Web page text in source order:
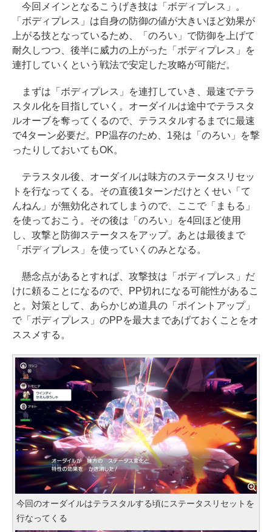
今回メインとなるこうげき技は「ボディプレス」。
「ボディプレス」は自身の防御の値が大きいほど効果が
上がる技となっているため、「のろい」で防御を上げて
耐久しつつ、後半に威力の上がった「ボディプレス」を
連打していくという戦法で安定した攻略が可能だ。
まずは「ボディプレス」を連打していき、最速でテラ
スタル化を目指していく。オーダイルは途中でテラスタ
ルオーブを奪ってくるので、テラスタルするまでに最速
で4ターン必要だ。PP温存のため、1発は「のろい」を撃
ったりしておいてもOK。
テラスタル後、オーダイルは味方のステータスリセッ
トを行なってくる。その直後1ターンだけとくせい「て
んねん」が無効化されてしまうので、ここで「まもる」
を使っておこう。その後は「のろい」を4回ほど使用
し、攻撃と防御ステータスをアップ。あとは最後まで
「ボディプレス」を使っていくのみとなる。
懸念点があるとすれば、攻撃技は「ボディプレス」だ
けに頼ることになるので、PP切れになる可能性があるこ
と。対策として、あらかじめ道具の「ポイントアップ」
で「ボディプレス」のPPを最大まであげておくことをオ
ススメする。
今回のオーダイルはテラスタルする頃にステータスリセットを
行なってくる